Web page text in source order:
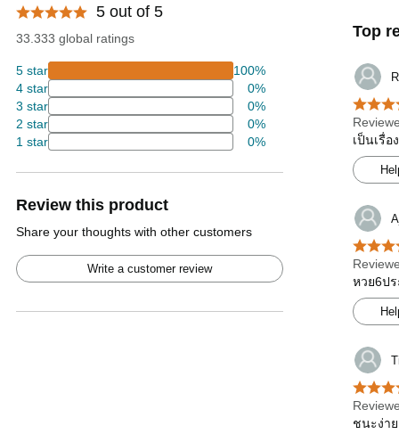
5 out of 5
33.333 global ratings
5 star
100%
4 star
0%
3 star
0%
2 star
0%
1 star
0%
Review this product
Share your thoughts with other customers
Write a customer review
Top
เป็นเรื่
หวย6ป
ชนะง่า